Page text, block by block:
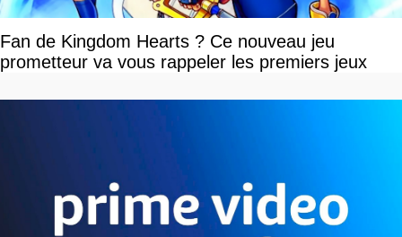
Fan de Kingdom Hearts ? Ce nouveau jeu
prometteur va vous rappeler les premiers jeux